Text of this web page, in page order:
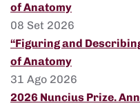
of Anatomy
08 Set 2026
“Figuring and
of Anatomy
31 Ago 2026
2026 Nuncius Prize.